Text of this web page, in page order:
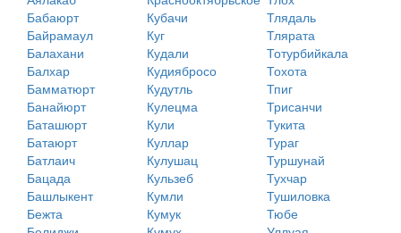
Бабаюрт
Байрамаул
Балахани
Балхар
Бамматюрт
Банайюрт
Баташюрт
Батаюрт
Батлаич
Бацада
Башлыкент
Бежта
Кубачи
Куг
Кудали
Кудиябросо
Кудутль
Кулецма
Кули
Куллар
Кулушац
Кульзеб
Кумли
Кумук
Тлядаль
Тлярата
Тотурбийкала
Тохота
Тпиг
Трисанчи
Тукита
Тураг
Туршунай
Тухчар
Тушиловка
Тюбе